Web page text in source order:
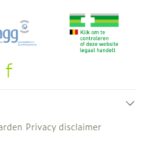
Privacy disclaimer